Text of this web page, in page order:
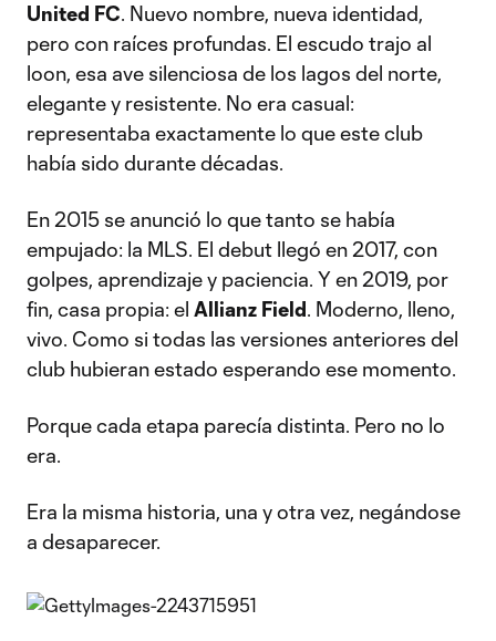
United FC. Nuevo nombre, nueva identidad,
pero con raíces profundas. El escudo trajo al
loon, esa ave silenciosa de los lagos del norte,
elegante y resistente. No era casual:
representaba exactamente lo que este club
había sido durante décadas.
En 2015 se anunció lo que tanto se había
empujado: la MLS. El debut llegó en 2017, con
golpes, aprendizaje y paciencia. Y en 2019, por
fin, casa propia: el Allianz Field. Moderno, lleno,
vivo. Como si todas las versiones anteriores del
club hubieran estado esperando ese momento.
Porque cada etapa parecía distinta. Pero no lo
era.
Era la misma historia, una y otra vez, negándose
a desaparecer.